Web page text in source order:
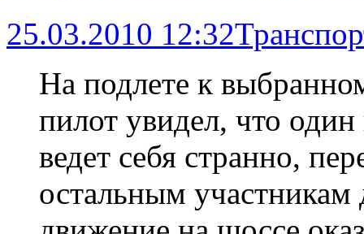
25.03.2010 12:32
На подлете к
пилот увидел, что
ведет себя странно,
остальным участникам